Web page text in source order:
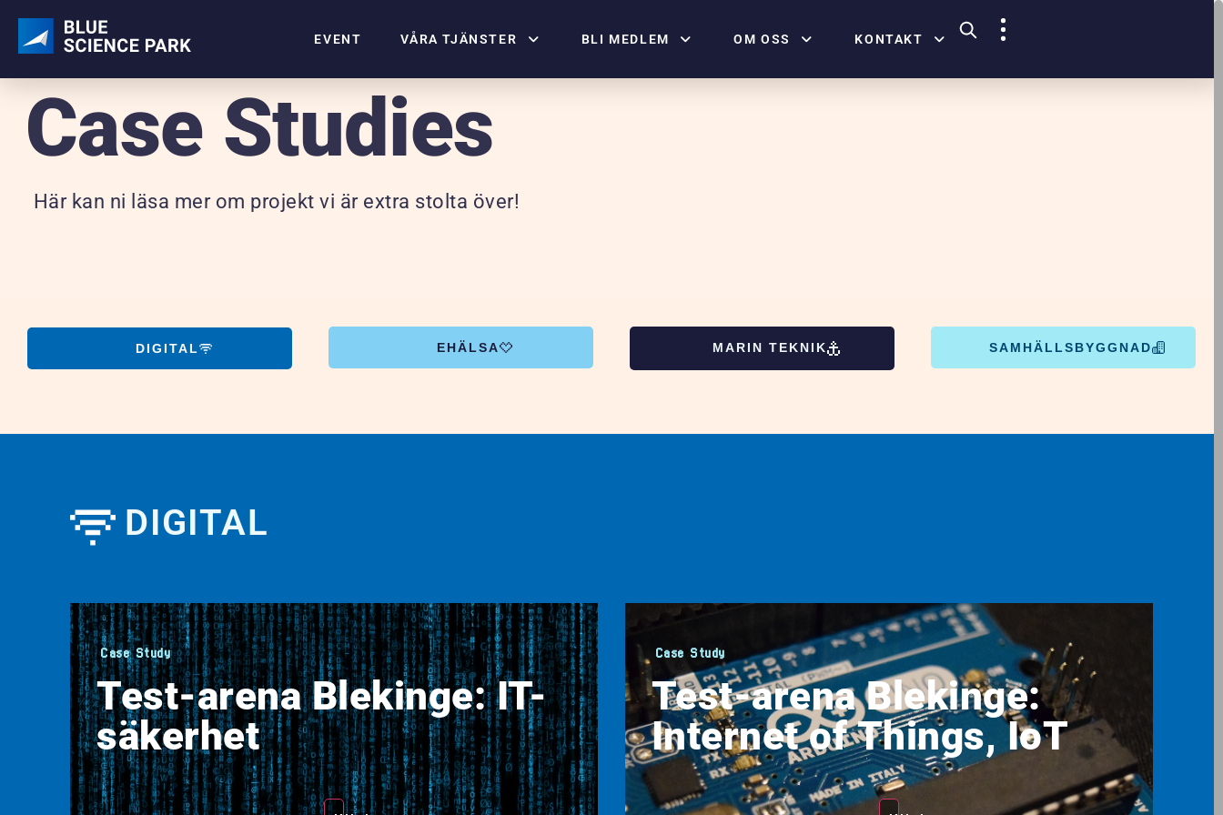
EVENT VÅRA TJÄNSTER BLI MEDLEM OM OSS KONTAKT
Case Studies
Här kan ni läsa mer om projekt vi är extra stolta över!
DIGITAL EHÄLSA MARIN TEKNIK SAMHÄLLSBYGGNAD
DIGITAL
Case Study
Test-arena Blekinge: IT-
säkerhet
Case Study
Test-arena Blekinge:
Internet of Things, IoT